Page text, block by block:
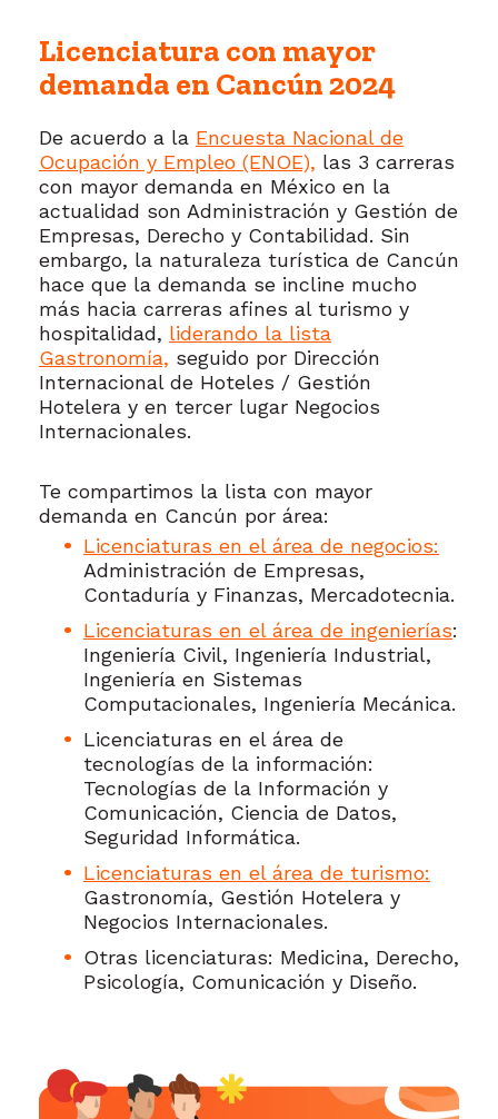
Licenciatura con mayor
demanda en Cancún 2024
De acuerdo a la Encuesta Nacional de
Ocupación y Empleo (ENOE), las 3 carreras
con mayor demanda en México en la
actualidad son Administración y Gestión de
Empresas, Derecho y Contabilidad. Sin
embargo, la naturaleza turística de Cancún
hace que la demanda se incline mucho
más hacia carreras afines al turismo y
hospitalidad, liderando la lista
Gastronomía, seguido por Dirección
Internacional de Hoteles / Gestión
Hotelera y en tercer lugar Negocios
Internacionales.
Te compartimos la lista con mayor
demanda en Cancún por área:
Licenciaturas en el área de negocios:
Administración de Empresas,
Contaduría y Finanzas, Mercadotecnia.
Licenciaturas en el área de ingenierías:
Ingeniería Civil, Ingeniería Industrial,
Ingeniería en Sistemas
Computacionales, Ingeniería Mecánica.
Licenciaturas en el área de
tecnologías de la información:
Tecnologías de la Información y
Comunicación, Ciencia de Datos,
Seguridad Informática.
Licenciaturas en el área de turismo:
Gastronomía, Gestión Hotelera y
Negocios Internacionales.
Otras licenciaturas: Medicina, Derecho,
Psicología, Comunicación y Diseño.